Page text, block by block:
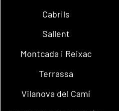
Cabrils
Sallent
Montcada i Reixac
Terrassa
Vilanova del Camí